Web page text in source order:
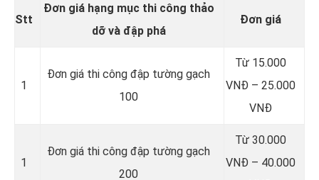
Stt
Đơn giá hạng mục thi công thảo
dỡ và đập phá
Đơn giá
1
Đơn giá thi công đập tường gạch
100
Từ 15.000
VNĐ – 25.000
VNĐ
1
Đơn giá thi công đập tường gạch
200
Từ 30.000
VNĐ – 40.000